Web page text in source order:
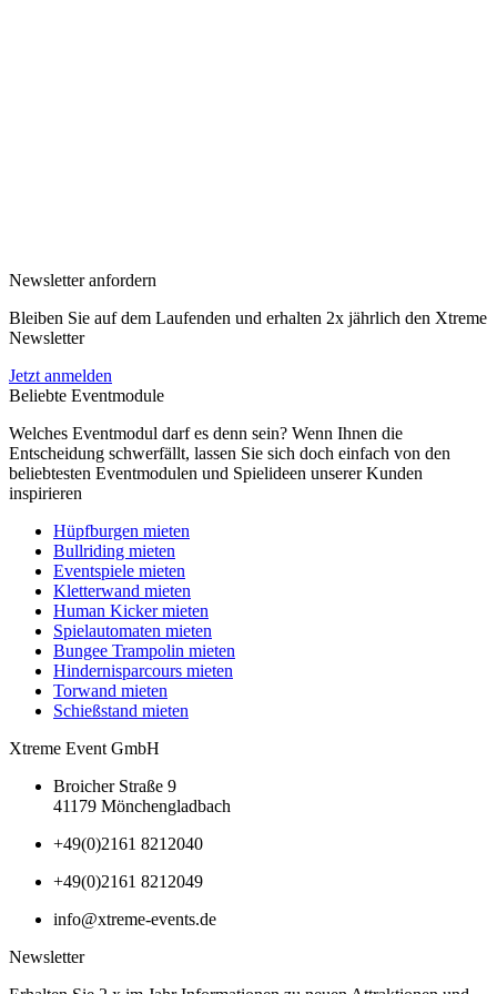
Newsletter anfordern
Bleiben Sie auf dem Laufenden und erhalten 2x jährlich den Xtreme
Newsletter
Jetzt anmelden
Beliebte Eventmodule
Welches Eventmodul darf es denn sein? Wenn Ihnen die
Entscheidung schwerfällt, lassen Sie sich doch einfach von den
beliebtesten Eventmodulen und Spielideen unserer Kunden
inspirieren
Hüpfburgen mieten
Bullriding mieten
Eventspiele mieten
Kletterwand mieten
Human Kicker mieten
Spielautomaten mieten
Bungee Trampolin mieten
Hindernisparcours mieten
Torwand mieten
Schießstand mieten
Xtreme Event GmbH
Broicher Straße 9
41179 Mönchengladbach
+49(0)2161 8212040
+49(0)2161 8212049
info@xtreme-events.de
Newsletter